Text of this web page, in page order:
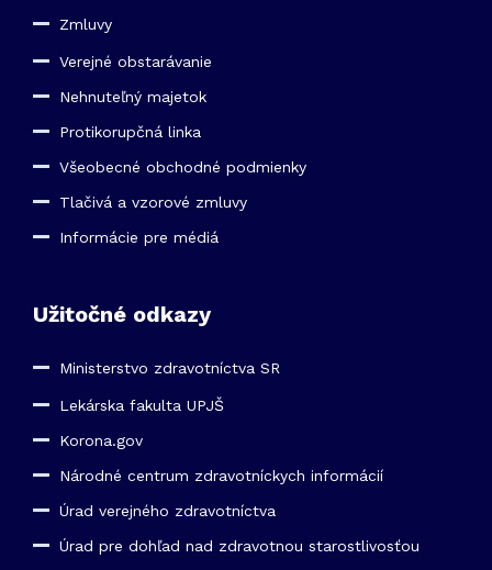
Zmluvy
Verejné obstarávanie
Nehnuteľný majetok
Protikorupčná linka
Všeobecné obchodné podmienky
Tlačivá a vzorové zmluvy
Informácie pre médiá
Užitočné odkazy
Ministerstvo zdravotníctva SR
Lekárska fakulta UPJŠ
Korona.gov
Národné centrum zdravotníckych informácií
Úrad verejného zdravotníctva
Úrad pre dohľad nad zdravotnou starostlivosťou